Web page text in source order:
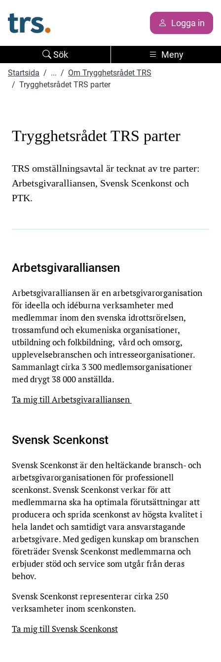
Logga in
Sök Meny
Startsida ...
Om Trygghetsrådet TRS
Trygghetsrådet TRS parter
Trygghetsrådet TRS parter
TRS omställningsavtal är tecknat av tre parter:
Arbetsgivaralliansen, Svensk Scenkonst och
PTK.
Arbetsgivaralliansen
Arbetsgivaralliansen är en arbetsgivarorganisation
för ideella och idéburna verksamheter med
medlemmar inom den svenska idrottsrörelsen,
trossamfund och ekumeniska organisationer,
utbildning och folkbildning, vård och omsorg,
upplevelsebranschen och intresseorganisationer.
Sammanlagt cirka 3 300 medlemsorganisationer
med drygt 38 000 anställda.
Ta mig till Arbetsgivaralliansen
Svensk Scenkonst
Svensk Scenkonst är den heltäckande bransch- och
arbetsgivarorganisationen för professionell
scenkonst. Svensk Scenkonst verkar för att
medlemmarna ska ha optimala förutsättningar att
producera och sprida scenkonst av högsta kvalitet i
hela landet och samtidigt vara ansvarstagande
arbetsgivare. Med gedigen kunskap om branschen
företräder Svensk Scenkonst medlemmarna och
erbjuder stöd och service som utgår från deras
behov.
Svensk Scenkonst representerar cirka 250
verksamheter inom scenkonsten.
Ta mig till Svensk Scenkonst